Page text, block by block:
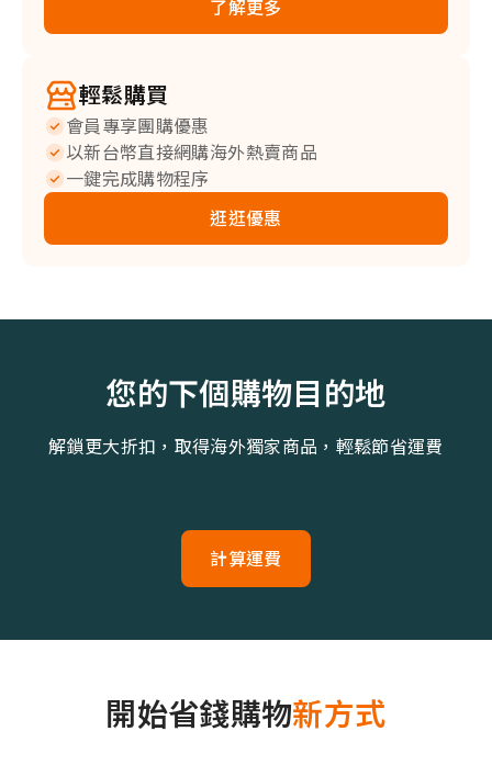
了解更多
輕鬆購買
會員專享團購優惠
以新台幣直接網購海外熱賣商品
一鍵完成購物程序
逛逛優惠
您的下個購物目的地
解鎖更大折扣，取得海外獨家商品，輕鬆節省運費
計算運費
開始省錢購物新方式